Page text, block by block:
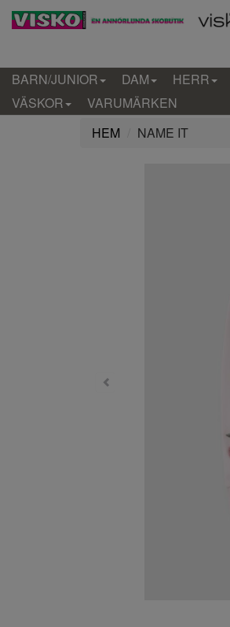
BARN/JUNIOR DAM HERR
VÄSKOR
VARUMÄRKEN
HEM
NAME IT